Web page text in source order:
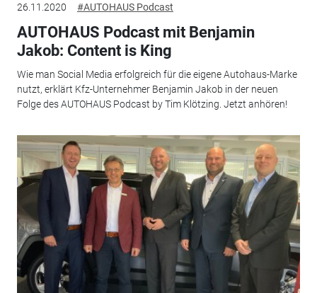
26.11.2020 #AUTOHAUS Podcast
AUTOHAUS Podcast mit Benjamin
Jakob: Content is King
Wie man Social Media erfolgreich für die eigene Autohaus-Marke
nutzt, erklärt Kfz-Unternehmer Benjamin Jakob in der neuen
Folge des AUTOHAUS Podcast by Tim Klötzing. Jetzt anhören!